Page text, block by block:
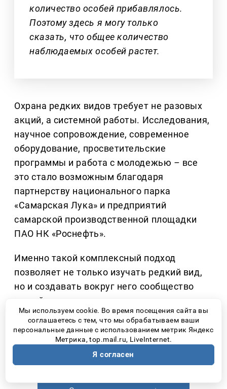
количество особей прибавлялось.
Поэтому здесь я могу только
сказать, что общее количество
наблюдаемых особей растет.
Охрана редких видов требует не разовых
акций, а системной работы. Исследования,
научное сопровождение, современное
оборудование, просветительские
программы и работа с молодежью – все
это стало возможным благодаря
партнерству национального парка
«Самарская Лука» и предприятий
самарской производственной площадки
ПАО НК «Роснефть».
Именно такой комплексный подход
позволяет не только изучать редкий вид,
но и создавать вокруг него сообщество
людей, понимающих, что природа
нуждается не столько в громких словах,
сколько в ответственном отношении
каждого человека.
Количество прочтений: 2641
Мы используем cookie. Во время посещения сайта вы
соглашаетесь с тем, что мы обрабатываем ваши
персональные данные с использованием метрик Яндекс
Метрика, top.mail.ru, LiveInternet.
Я согласен